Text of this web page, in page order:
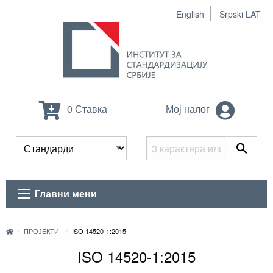
English Srpski LAT
0 Ставка Мој налог
Главни мени
ПРОЈЕКТИ ISO 14520-1:2015
ISO 14520-1:2015